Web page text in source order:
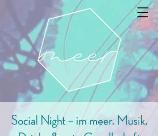
Social Night – im meer. Musik,